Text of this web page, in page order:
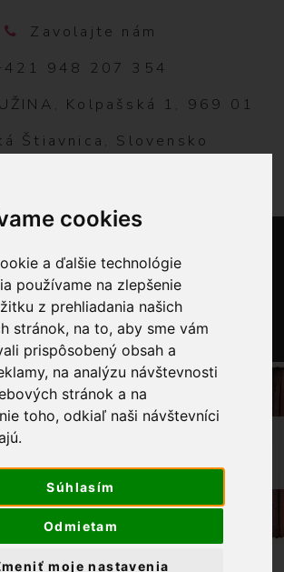
cookies
a ďalšie technológie
používame na zlepšenie
z prehliadania našich
stránok, na to, aby sme vám
prispôsobený obsah a
na analýzu návštevnosti
stránok a na
toho, odkiaľ naši návštevníci
Súhlasím
Odmietam
moje nastavenia
Zavolajte nám
948 207 354
Kolpašská 1, 969 01
Štiavnica, Slovensko
0
ALIZE PUFFY 485 ZELENÁ